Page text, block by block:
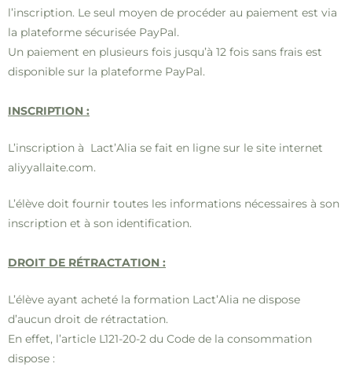
l’inscription. Le seul moyen de procéder au paiement est via
la plateforme sécurisée PayPal.
Un paiement en plusieurs fois jusqu’à 12 fois sans frais est
disponible sur la plateforme PayPal.
INSCRIPTION :
L’inscription à Lact’Alia se fait en ligne sur le site internet
aliyyallaite.com.
L’élève doit fournir toutes les informations nécessaires à son
inscription et à son identification.
DROIT DE RÉTRACTATION :
L’élève ayant acheté la formation Lact’Alia ne dispose
d’aucun droit de rétractation.
En effet, l’article L121-20-2 du Code de la consommation
dispose :